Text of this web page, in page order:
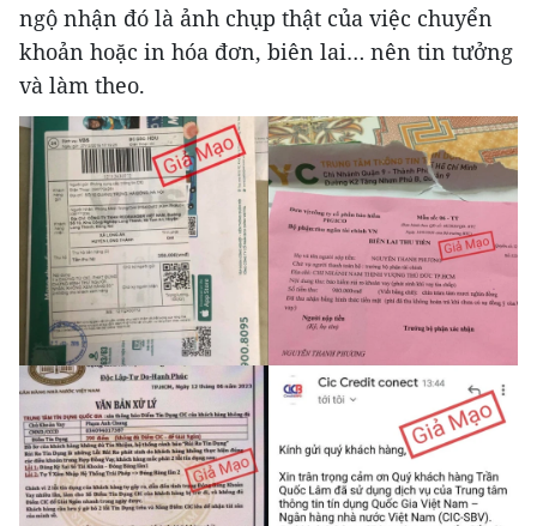
ngộ nhận đó là ảnh chụp thật của việc chuyển
khoản hoặc in hóa đơn, biên lai… nên tin tưởng
và làm theo.